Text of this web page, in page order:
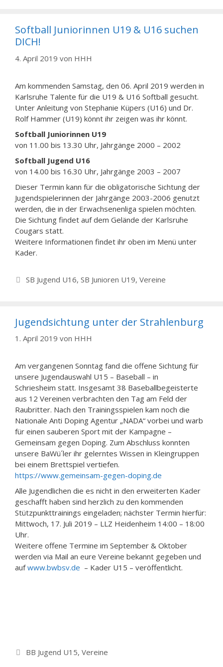
Softball Juniorinnen U19 & U16 suchen
DICH!
4. April 2019 von HHH
Am kommenden Samstag, den 06. April 2019 werden in
Karlsruhe Talente für die U19 & U16 Softball gesucht.
Unter Anleitung von Stephanie Küpers (U16) und Dr.
Rolf Hammer (U19) könnt ihr zeigen was ihr könnt.
Softball Juniorinnen U19
von 11.00 bis 13.30 Uhr, Jahrgänge 2000 – 2002
Softball Jugend U16
von 14.00 bis 16.30 Uhr, Jahrgänge 2003 – 2007
Dieser Termin kann für die obligatorische Sichtung der
Jugendspielerinnen der Jahrgänge 2003-2006 genutzt
werden, die in der Erwachsenenliga spielen möchten.
Die Sichtung findet auf dem Gelände der Karlsruhe
Cougars statt.
Weitere Informationen findet ihr oben im Menü unter
Kader.
Kategorien
SB Jugend U16, SB Junioren U19, Vereine
Jugendsichtung unter der Strahlenburg
1. April 2019 von HHH
Am vergangenen Sonntag fand die offene Sichtung für
unsere Jugendauswahl U15 – Baseball – in
Schriesheim statt. Insgesamt 38 Baseballbegeisterte
aus 12 Vereinen verbrachten den Tag am Feld der
Raubritter. Nach den Trainingsspielen kam noch die
Nationale Anti Doping Agentur „NADA“ vorbei und warb
für einen sauberen Sport mit der Kampagne –
Gemeinsam gegen Doping. Zum Abschluss konnten
unsere BaWü´ler ihr gelerntes Wissen in Kleingruppen
bei einem Brettspiel vertiefen.
https://www.gemeinsam-gegen-doping.de
Alle Jugendlichen die es nicht in den erweiterten Kader
geschafft haben sind herzlich zu den kommenden
Stützpunkttrainings eingeladen; nächster Termin hierfür:
Mittwoch, 17. Juli 2019 – LLZ Heidenheim 14:00 – 18:00
Uhr.
Weitere offene Termine im September & Oktober
werden via Mail an eure Vereine bekannt gegeben und
aufwww.bwbsv.de – Kader U15 – veröffentlicht.
Kategorien
BB Jugend U15, Vereine